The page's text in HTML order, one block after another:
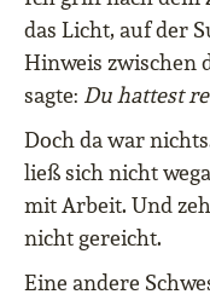
das Licht, auf der
Hinweis zwischen
sagte: Du hattest
Doch da war
ließ sich nicht
mit Arbeit. Und
nicht gereicht.
Eine andere